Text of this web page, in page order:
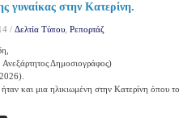
γυναίκας στην Κατερίνη.
/ Δελτία Τύπου Ρεπορτάζ
Δημοσιογράφος)
και μια ηλικιωμένη στην Κατερίνη